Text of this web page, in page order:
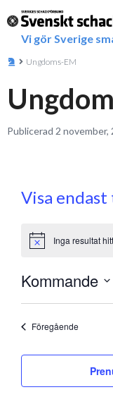
Vi gör Sverige
Ungdoms-EM
Publicerad 2 november,
Visa
Notice Inga resultat
Kommande
Välj
datum
Föregående